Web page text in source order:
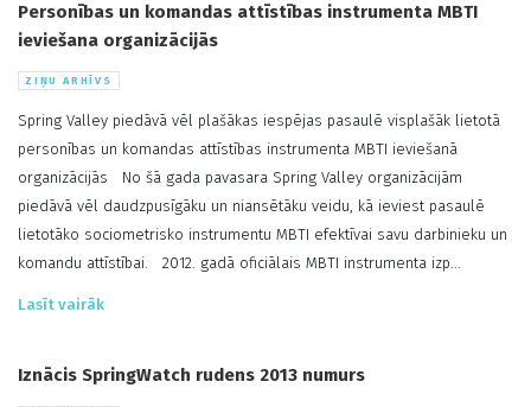
Personības un komandas attīstības instrumenta MBTI
ieviešana organizācijās
ZIŅU ARHĪVS
Spring Valley piedāvā vēl plašākas iespējas pasaulē visplašāk lietotā
personības un komandas attīstības instrumenta MBTI ieviešanā
organizācijās No šā gada pavasara Spring Valley organizācijām
piedāvā vēl daudzpusīgāku un niansētāku veidu, kā ieviest pasaulē
lietotāko sociometrisko instrumentu MBTI efektīvai savu darbinieku un
komandu attīstībai. 2012. gadā oficiālais MBTI instrumenta izp...
Lasīt vairāk
Iznācis SpringWatch rudens 2013 numurs